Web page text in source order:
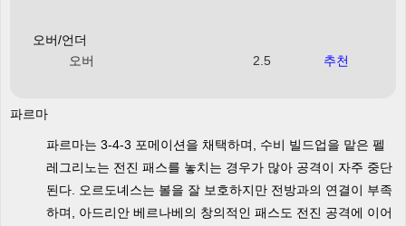
오버/언더
오버
2.5 추천
파르마
파르마는 3-4-3 포메이션을 채택하며, 수비 빌드업을 맡은 펠
레그리노는 전진 패스를 놓치는 경우가 많아 공격이 자주 중단
된다. 오르도녜스는 볼을 잘 보호하지만 전방과의 연결이 부족
하며, 아드리안 베르나베의 창의적인 패스도 전진 공격에 이어